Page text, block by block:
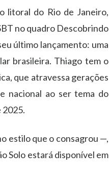
litoral do Rio de Janeiro,
no quadro Descobrindo
último lançamento: uma
brasileira. Thiago tem o
que atravessa gerações
nacional ao ser tema do
2025.
estilo que o consagrou —,
Solo estará disponível em